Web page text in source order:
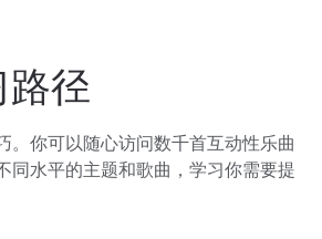
路径
。你可以随心访问数千首互动性乐曲
同水平的主题和歌曲，学习你需要提